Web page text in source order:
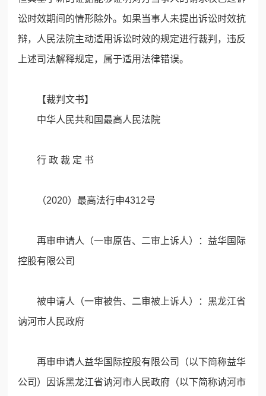
讼时效期间的情形除外。如果当事人未提出诉讼时效抗
辩，人民法院主动适用诉讼时效的规定进行裁判，违反
上述司法解释规定，属于适用法律错误。
【裁判文书】
中华人民共和国最高人民法院
行 政 裁 定 书
（2020）最高法行申4312号
再审申请人（一审原告、二审上诉人）：益华国际
控股有限公司
被申请人（一审被告、二审被上诉人）：黑龙江省
讷河市人民政府
再审申请人益华国际控股有限公司（以下简称益华
公司）因诉黑龙江省讷河市人民政府（以下简称讷河市